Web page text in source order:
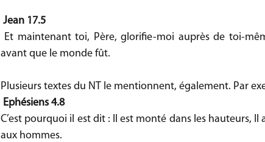
Jean 17.5
avant que le monde fût.
Plusieurs textes du NT le mentionnent, également. Par
Ephésiens 4.8
C’est pourquoi il est dit : Il est monté dans les hauteurs,
aux hommes.